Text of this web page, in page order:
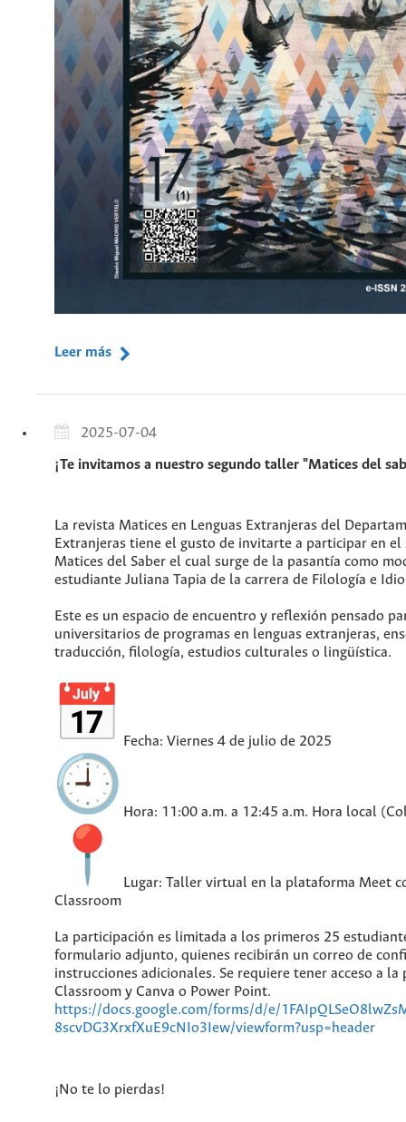
Leer más
2025-07-04
¡Te invitamos a nuestro segundo taller "Matices del
La revista Matices en Lenguas Extranjeras del
Extranjeras tiene el gusto de invitarte a participar en
Matices del Saber el cual surge de la pasantía como
estudiante Juliana Tapia de la carrera de Filología e
Este es un espacio de encuentro y reflexión pensado
universitarios de programas en lenguas extranjeras,
traducción, filología, estudios culturales o lingüística.
Fecha: Viernes 4 de julio de 2025
Hora: 11:00 a.m. a 12:45 a.m. Hora local
Lugar: Taller virtual en la plataforma Meet
Classroom
La participación es limitada a los primeros 25
formulario adjunto, quienes recibirán un correo de
instrucciones adicionales. Se requiere tener acceso a
Classroom y Canva o Power Point.
https://docs.google.com/forms/d/e/
8scvDG3XrxfXuE9cNIo3Iew/viewform?usp=header
¡No te lo pierdas!